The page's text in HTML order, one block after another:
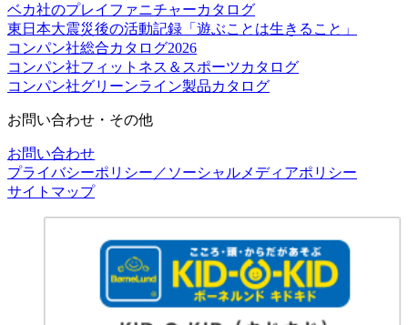
ベカ社のプレイファニチャーカタログ
東日本大震災後の活動記録「遊ぶことは生きること」
コンパン社総合カタログ2026
コンパン社フィットネス＆スポーツカタログ
コンパン社グリーンライン製品カタログ
お問い合わせ・その他
お問い合わせ
プライバシーポリシー／ソーシャルメディアポリシー
サイトマップ